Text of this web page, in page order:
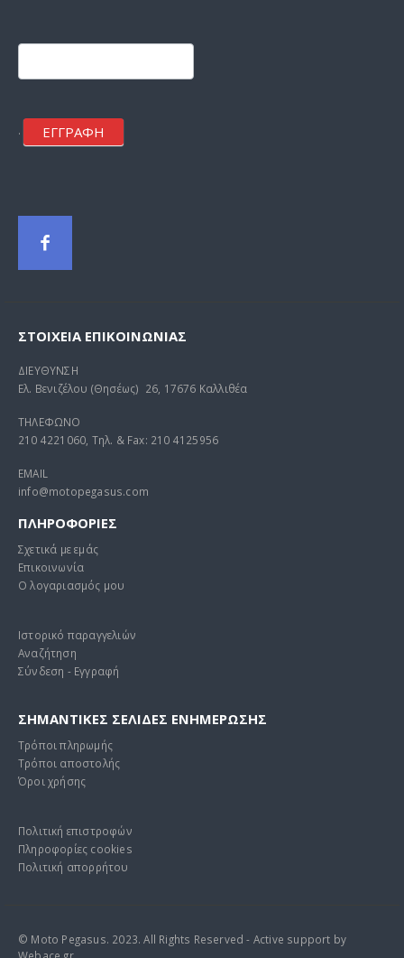
mailchimp
. ΕΓΓΡΑΦΗ
ΣΤΟΙΧΕΊΑ ΕΠΙΚΟΙΝΩΝΊΑΣ
ΔΙΕΥΘΥΝΣΗ
Ελ. Βενιζέλου (Θησέως) 26, 17676 Καλλιθέα
ΤΗΛΕΦΩΝΟ
210 4221060, Τηλ. & Fax: 210 4125956
EMAIL
info@motopegasus.com
ΠΛΗΡΟΦΟΡΙΕΣ
Σχετικά με εμάς
Επικοινωνία
Ο λογαριασμός μου
Ιστορικό παραγγελιών
Αναζήτηση
Σύνδεση - Εγγραφή
ΣΗΜΑΝΤΙΚΕΣ ΣΕΛΙΔΕΣ ΕΝΗΜΕΡΩΣΗΣ
Τρόποι πληρωμής
Τρόποι αποστολής
Όροι χρήσης
Πολιτική επιστροφών
Πληροφορίες cookies
Πολιτική απορρήτου
© Moto Pegasus. 2023. All Rights Reserved - Active support by
Webace.gr